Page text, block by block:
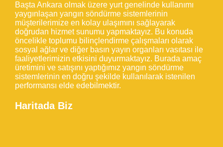
Başta Ankara olmak üzere yurt genelinde kullanımı
yaygınlaşan yangın söndürme sistemlerinin
müşterilerimize en kolay ulaşımını sağlayarak
doğrudan hizmet sunumu yapmaktayız. Bu konuda
öncelikle toplumu bilinçlendirme çalışmaları olarak
sosyal ağlar ve diğer basın yayın organları vasıtası ile
faaliyetlerimizin etkisini duyurmaktayız. Burada amaç
üretimini ve satışını yaptığımız yangın söndürme
sistemlerinin en doğru şekilde kullanılarak istenilen
performansı elde edebilmektir.
Haritada Biz